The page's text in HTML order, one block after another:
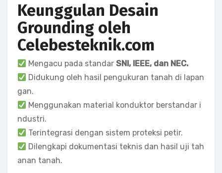
Keunggulan Desain
Grounding oleh
Celebesteknik.com
Mengacu pada standarSNI, IEEE, dan NEC.
Didukung oleh hasil pengukuran tanah di lapan
gan.
Menggunakan material konduktor berstandar i
ndustri.
Terintegrasi dengan sistem proteksi petir.
Dilengkapi dokumentasi teknis dan hasil uji tah
anan tanah.